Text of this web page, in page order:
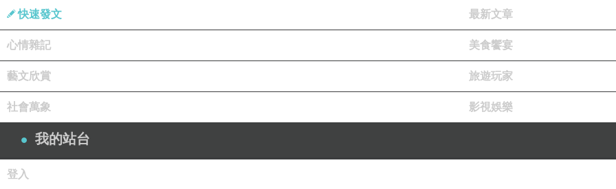
快速發文 最新文章
心情雜記 美食饗宴
藝文欣賞 旅遊玩家
社會萬象 影視娛樂
我的站台
登入